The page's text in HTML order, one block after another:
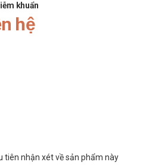
khuẩn
hệ
tiên nhận xét về sản phẩm này